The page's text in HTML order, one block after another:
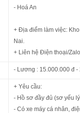
- Hoá An
+ Địa điểm làm việc:
Nai.
+ Liên hệ Điện thoại/
- Lương : 15.000.000 đ -
+ Yêu cầu:
- Hồ sơ đầy đủ (sơ yếu
- Có xe máy cá nhân,